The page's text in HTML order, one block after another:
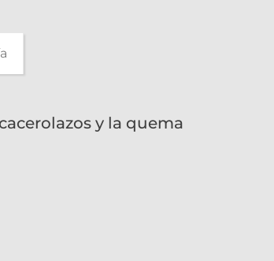
y la quema